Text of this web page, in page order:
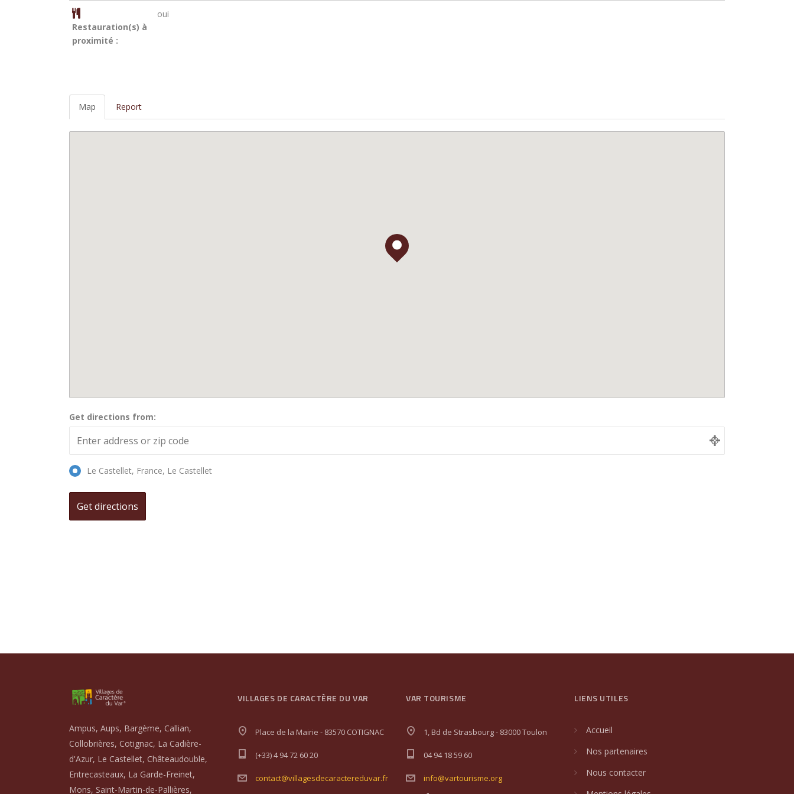
Restauration(s) à
proximité :
oui
Map Report
Get directions from:
Le Castellet, France, Le Castellet
Ampus, Aups, Bargème, Callian,
Collobrières, Cotignac, La Cadière-
d'Azur, Le Castellet, Châteaudouble,
Entrecasteaux, La Garde-Freinet,
Mons, Saint-Martin-de-Pallières,
VILLAGES DE CARACTÈRE DU VAR
Place de la Mairie - 83570 COTIGNAC
(+33) 4 94 72 60 20
contact@villagesdecaractereduvar.fr
VAR TOURISME
1, Bd de Strasbourg - 83000 Toulon
04 94 18 59 60
info@vartourisme.org
LIENS UTILES
Accueil
Nos partenaires
Nous contacter